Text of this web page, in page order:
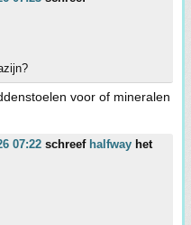
voor of mineralen
07:22 schreef halfway het